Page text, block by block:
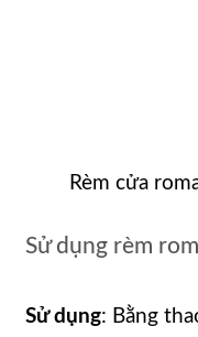
Rèm cửa
Sử dụng rèm
Sử dụng: Bằng